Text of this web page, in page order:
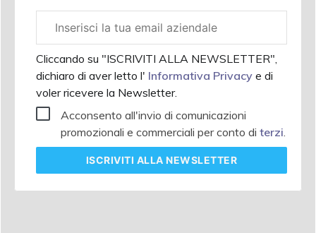
aziendale
Cliccando su "ISCRIVITI ALLA NEWSLETTER",
dichiaro di aver letto l' Informativa Privacy e di
voler ricevere la Newsletter.
Acconsento all'invio di comunicazioni
promozionali e commerciali per conto di terzi.
ISCRIVITI ALLA NEWSLETTER